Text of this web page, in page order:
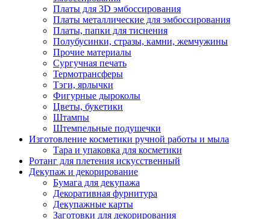
Платы для 3D эмбоссирования
Платы металлические для эмбоссирования
Платы, папки для тиснения
Полубусинки, стразы, камни, жемчужины
Прочие материалы
Сургучная печать
Термотрансферы
Тэги, ярлычки
Фигурные дыроколы
Цветы, букетики
Штампы
Штемпельные подушечки
Изготовление косметики ручной работы и мыла
Тара и упаковка для косметики
Ротанг для плетения искусственный
Декупаж и декорирование
Бумага для декупажа
Декоративная фурнитура
Декупажные карты
Заготовки для декорирования